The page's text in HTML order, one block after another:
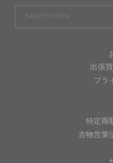
出張
プラ
特定商
古物営業